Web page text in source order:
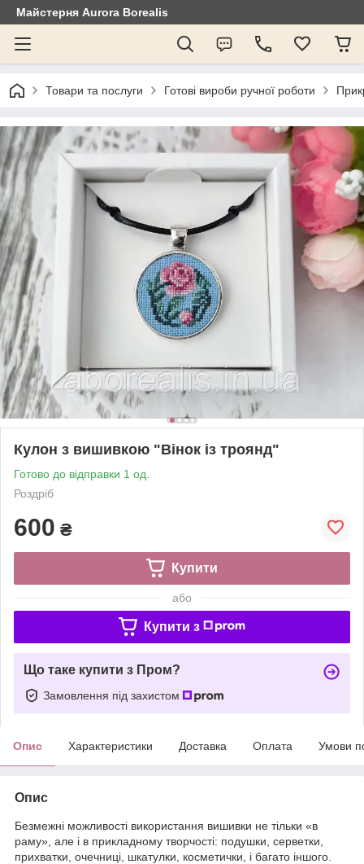
Майстерня Aurora Borealis
Товари та послуги Готові вироби ручної роботи
Кулон з вишивкою "Вінок із троянд"
Готово до відправки 1 од.
Роздріб
600 ₴
Купити
або
Купити з
Що таке купити з Пром?
Замовлення під захистом
Опис Характеристики Доставка Оплата Умови
Опис
Безмежні можливості використання вишивки не тільки «в
раму», але і в прикладному творчості: подушки, серветки,
прихватки, очечниці, шкатулки, косметички, і багато іншого.